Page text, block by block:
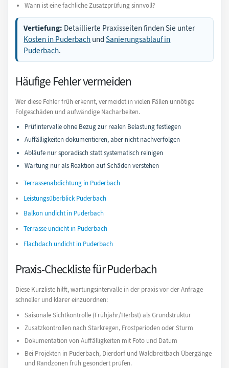
Wann ist eine fachliche Zusatzprüfung sinnvoll?
Vertiefung: Detaillierte Praxisseiten finden Sie unter
Kosten in Puderbach undSanierungsablauf in
Puderbach.
Häufige Fehler vermeiden
Wer diese Fehler früh erkennt, vermeidet in vielen Fällen unnötige
Folgeschäden und aufwändige Nacharbeiten.
Prüfintervalle ohne Bezug zur realen Belastung festlegen
Auffälligkeiten dokumentieren, aber nicht nachverfolgen
Abläufe nur sporadisch statt systematisch reinigen
Wartung nur als Reaktion auf Schäden verstehen
Terrassenabdichtung in Puderbach
Leistungsüberblick Puderbach
Balkon undicht in Puderbach
Terrasse undicht in Puderbach
Flachdach undicht in Puderbach
Praxis-Checkliste für Puderbach
Diese Kurzliste hilft, wartungsintervalle in der praxis vor der Anfrage
schneller und klarer einzuordnen:
Saisonale Sichtkontrolle (Frühjahr/Herbst) als Grundstruktur
Zusatzkontrollen nach Starkregen, Frostperioden oder Sturm
Dokumentation von Auffälligkeiten mit Foto und Datum
Bei Projekten in Puderbach, Dierdorf und Waldbreitbach Übergänge
und Randzonen früh gesondert prüfen.